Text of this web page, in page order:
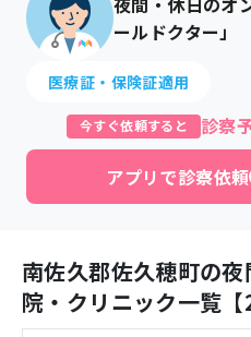
ールドクター」
医療証・保険証適用
今すぐ依頼すると 診察
アプリで診察依頼
南佐久郡佐久穂町の
院・クリニック一覧【